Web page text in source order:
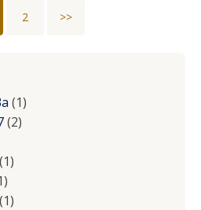
2 >>
(1)
(2)
(1)